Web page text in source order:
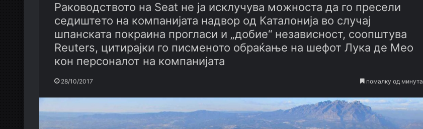
Раководството на Seat не ја исклучува можноста да го пресели
седиштето на компанијата надвор од Каталонија во случај
шпанската покраина прогласи и „добие“ независност, соопштува
Reuters, цитирајки го писменото обраќање на шефот Лука де Мео
кон персоналот на компанијата
28/10/2017 помалку од минута